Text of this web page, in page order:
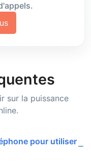
sur la puissance
pour utiliser